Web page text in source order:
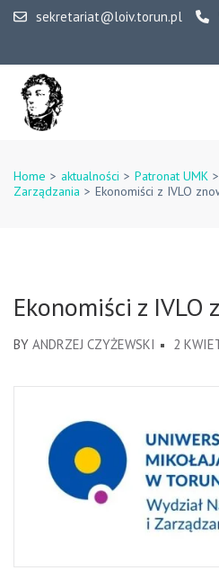
Skip
content
(Press
Enter)
sekretariat@loiv.torun.pl
Home > aktualności > Patronat UMK >
Zarządzania > Ekonomiści z IVLO
Ekonomiści z IVLO
BY ANDRZEJ CZYŻEWSKI 2